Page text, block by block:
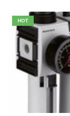
HOT